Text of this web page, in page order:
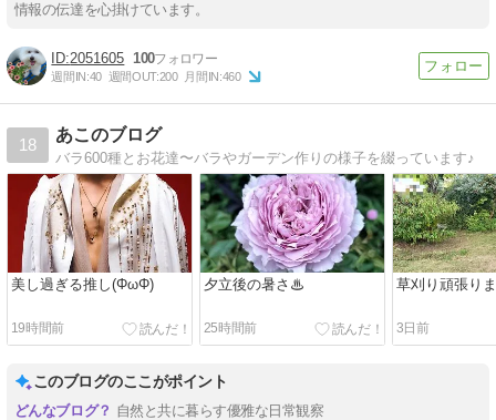
情報の伝達を心掛けています。
2051605 100
週間IN:40 週間OUT:200 月間IN:460
18
あこのブログ
バラ600種とお花達〜バラやガーデン作りの様子を綴っています♪
美し過ぎる推し(ΦωΦ)
19時間前
夕立後の暑さ♨
25時間前
草刈り頑張り
3日前
このブログのここがポイント
自然と共に暮らす優雅な日常観察